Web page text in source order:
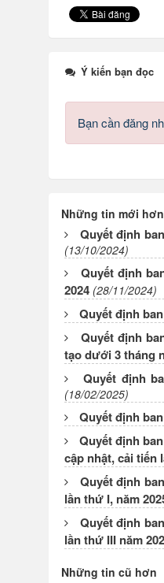
Ý kiến bạn đọc
Bạn cần đăng
Những tin mới hơn
Quyết định
(13/10/2024)
Quyết định
2024 (28/11/2024)
Quyết định
Quyết định
tạo dưới 3 tháng
Quyết định
(18/02/2025)
Quyết định
Quyết định
cập nhật, cải tiến
Quyết định
lần thứ I, năm
Quyết định
lần thứ III năm
Những tin cũ hơn